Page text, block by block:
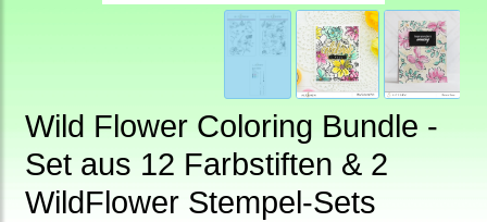
Wild Flower Coloring Bundle -
Set aus 12 Farbstiften & 2
WildFlower Stempel-Sets